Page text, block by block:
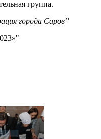
группа.
города Саров”